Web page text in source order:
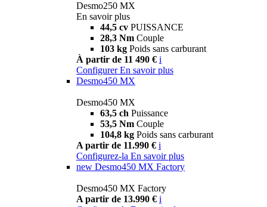
Desmo250 MX
En savoir plus
44,5 cv PUISSANCE
28,3 Nm Couple
103 kg Poids sans carburant
À partir de 11 490 € i
Configurer En savoir plus
Desmo450 MX
Desmo450 MX
63,5 ch Puissance
53,5 Nm Couple
104,8 kg Poids sans carburant
A partir de 11.990 € i
Configurez-la En savoir plus
new Desmo450 MX Factory
Desmo450 MX Factory
A partir de 13.990 € i